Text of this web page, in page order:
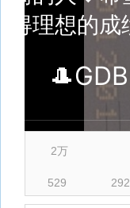
2万
529 292